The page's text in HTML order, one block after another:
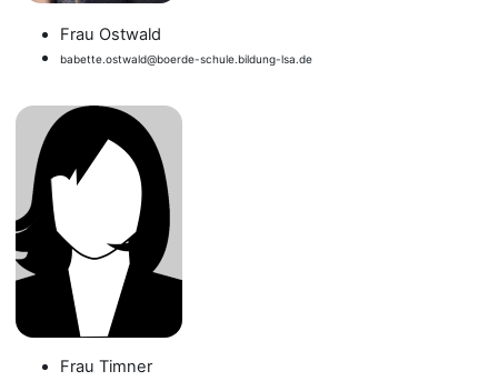
Frau Ostwald
babette.ostwald@boerde-schule.bildung-lsa.de
Frau Timner